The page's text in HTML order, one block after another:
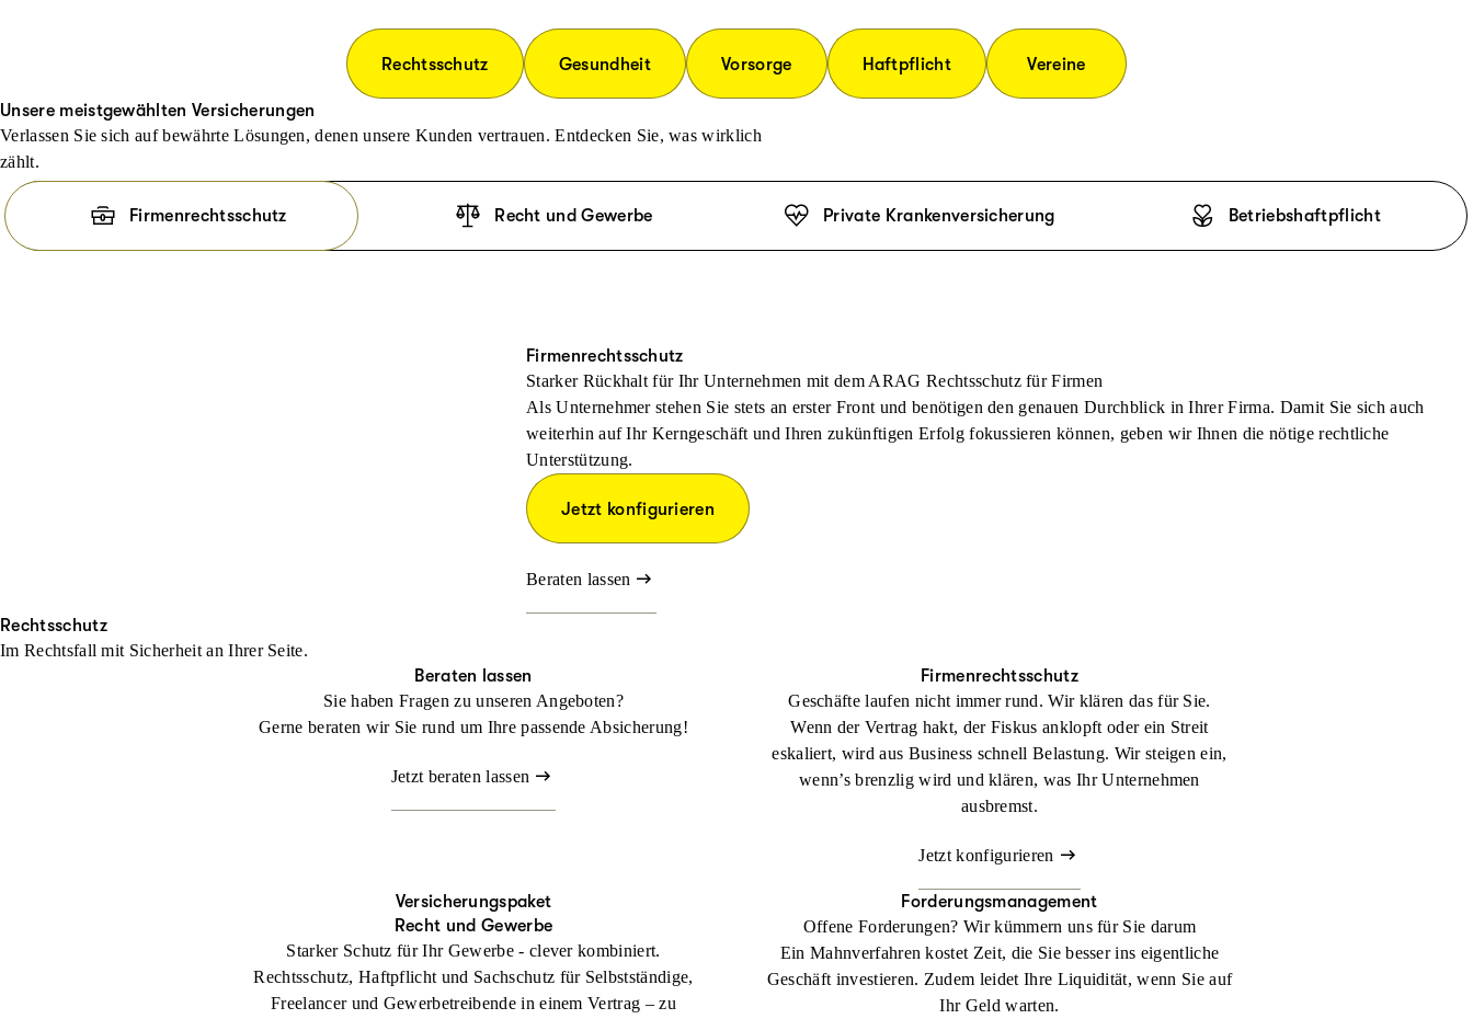
Rechtsschutz Gesundheit Vorsorge Haftpflicht Vereine
Unsere meistgewählten Versicherungen
Verlassen Sie sich auf bewährte Lösungen, denen unsere Kunden vertrauen. Entdecken Sie, was wirklich
zählt.
Firmenrechtsschutz Recht und Gewerbe Private Krankenversicherung Betriebshaftpflicht
Firmenrechtsschutz
Starker Rückhalt für Ihr Unternehmen mit dem ARAG Rechtsschutz für Firmen
Als Unternehmer stehen Sie stets an erster Front und benötigen den genauen Durchblick in Ihrer Firma. Damit Sie sich auch
weiterhin auf Ihr Kerngeschäft und Ihren zukünftigen Erfolg fokussieren können, geben wir Ihnen die nötige rechtliche
Unterstützung.
Jetzt konfigurieren
Beraten lassen
Rechtsschutz
Im Rechtsfall mit Sicher­heit an Ihrer Seite.
Beraten lassen
Sie haben Fragen zu unseren Angeboten?
Gerne beraten wir Sie rund um Ihre passende Absicherung!
Jetzt beraten lassen
Firmenrechtsschutz
Geschäfte laufen nicht immer rund. Wir klären das für Sie.
Wenn der Vertrag hakt, der Fiskus anklopft oder ein Streit
eskaliert, wird aus Business schnell Belastung. Wir steigen ein,
wenn’s brenzlig wird und klären, was Ihr Unternehmen
ausbremst.
Jetzt konfigurieren
Versicherungspaket
Recht und Gewerbe
Starker Schutz für Ihr Gewerbe - clever kombiniert.
Rechtsschutz, Haftpflicht und Sachschutz für Selbstständige,
Freelancer und Gewerbetreibende in einem Vertrag – zu
Forderungsmanagement
Offene Forderungen? Wir kümmern uns für Sie darum
Ein Mahnverfahren kostet Zeit, die Sie besser ins eigentliche
Geschäft investieren. Zudem leidet Ihre Liquidität, wenn Sie auf
Ihr Geld warten.